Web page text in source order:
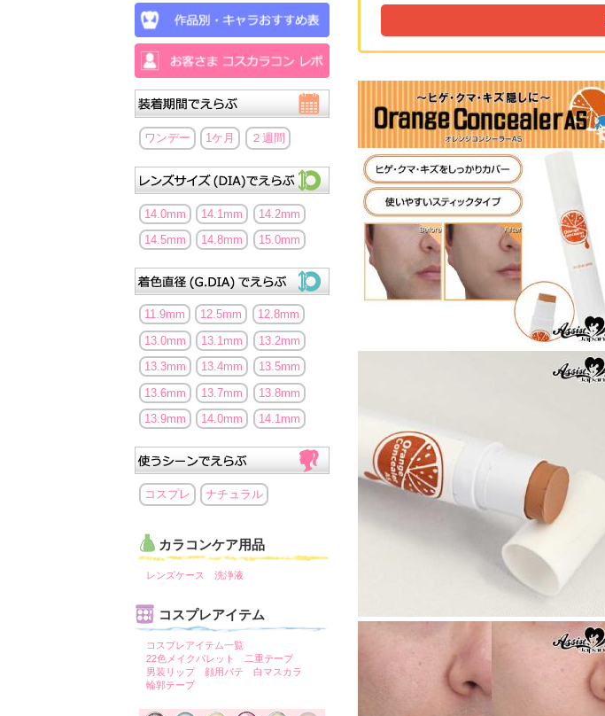
ワンデー 1ケ月 ２週間
14.0mm 14.1mm
14.2mm
14.5mm
14.8mm 15.0mm
11.9mm 12.5mm
12.8mm
13.0mm
13.1mm
13.2mm
13.3mm
13.4mm
13.5mm
13.6mm
13.7mm
13.8mm
13.9mm
14.0mm 14.1mm
コスプレ ナチュラル
カラコンケア用品
レンズケース 洗浄液
コスプレアイテム
コスプレアイテム一覧
22色メイクパレット
二重テープ
男装リップ
顔用パテ
白マスカラ
輪郭テープ